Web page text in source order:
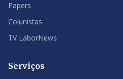
Papers
Colunistas
TV LaborNews
Serviços